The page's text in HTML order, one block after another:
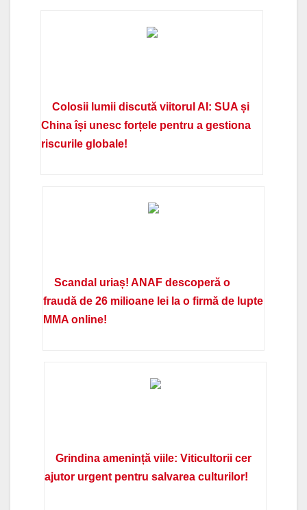
Colosii lumii discută viitorul AI: SUA și
China își unesc forțele pentru a gestiona
riscurile globale!
Scandal uriaș! ANAF descoperă o
fraudă de 26 milioane lei la o firmă de lupte
MMA online!
Grindina amenință viile: Viticultorii cer
ajutor urgent pentru salvarea culturilor!